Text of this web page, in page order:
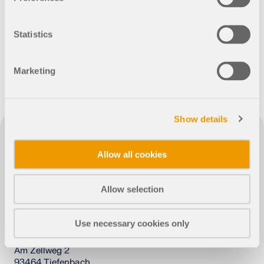
Statistics
Marketing
Show details
Allow all cookies
Allow selection
Use necessary cookies only
Software de CFD para túneles de viento digital
Dlubal API
Su puerta al modelado paramétrico y la automatización
OBTENER SOPORTE
aprender de él en nuestro
Software de cálculo de estructuras y
Dlubal Software GmbH
Am Zellweg 2